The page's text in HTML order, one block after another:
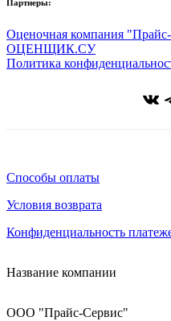
Партнеры:
Оценочная компания
ОЦЕНЩИК.СУ
Политика
Способы оплаты
Условия возврата
Конфиденциальность
Название компании
ООО "Прайс-Сервис"